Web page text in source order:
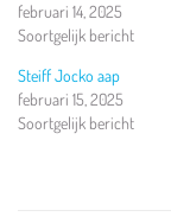
februari 14, 2025
Soortgelijk bericht
Steiff Jocko aap
februari 15, 2025
Soortgelijk bericht